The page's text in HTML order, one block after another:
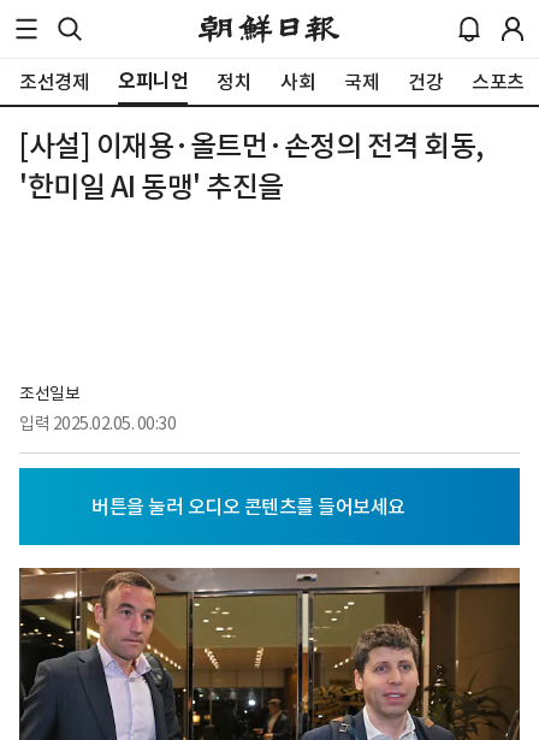
조선경제 오피니언 정치 사회 국제 건강 스포츠
[사설] 이재용·올트먼·손정의 전격 회동,
'한미일 AI 동맹' 추진을
조선일보
입력 2025.02.05. 00:30